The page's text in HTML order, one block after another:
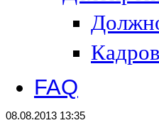
FAQ
08.08.2013 13:35